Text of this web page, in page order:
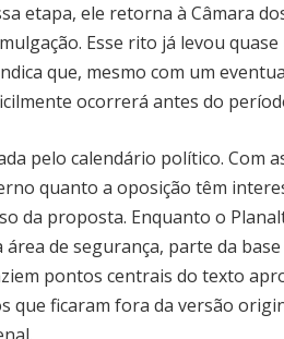
etapa, ele retorna à Câmara
Esse rito já levou quase
que, mesmo com um
ocorrerá antes do
pelo calendário político. Com
quanto a oposição têm
da proposta. Enquanto o
de segurança, parte da
pontos centrais do texto
que ficaram fora da versão